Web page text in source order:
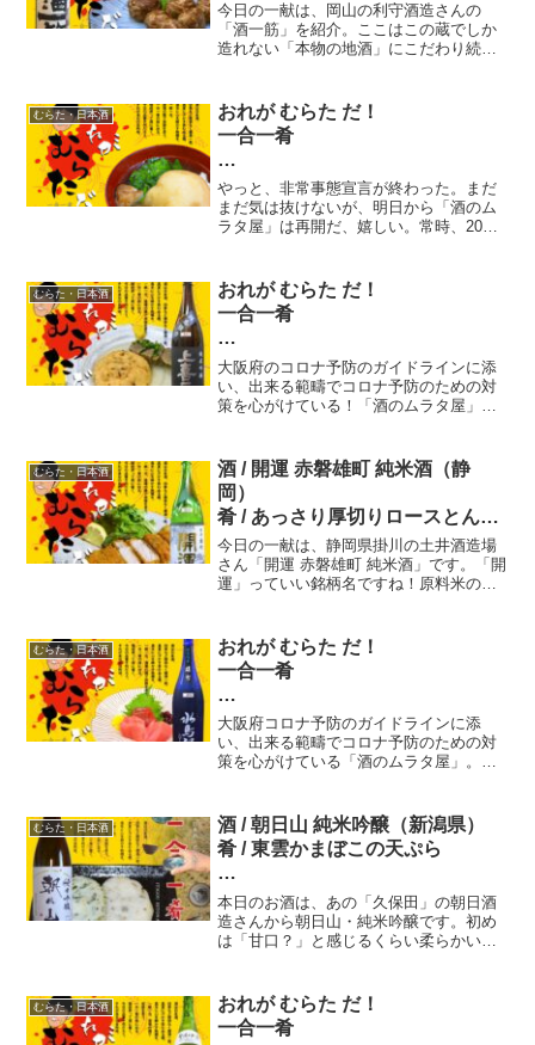
八二献目 おれが むらた だ！
一合一肴
今日の一献は、岡山の利守酒造さんの
「酒一筋」を紹介。ここはこの蔵でしか
造れない「本物の地酒」にこだわり続け
復活させて醸造しています。燗では、米
の風合いがしっかりとする。それなのに
呑み疲れしない、杯が進むお酒です。
むらた・日本酒
おれが むらた だ！
一合一肴
七献目
酒 / 阿櫻 生詰原酒 亀の尾 肴 /
たま麩と菜の花のお吸い物
やっと、非常事態宣言が終わった。まだ
まだ気は抜けないが、明日から「酒のム
ラタ屋」は再開だ、嬉しい。常時、20種
酒 亀の尾 全量仕込み（秋田県）肴 / た
ま麩と菜の花のお吸い物
むらた・日本酒
おれが むらた だ！
一合一肴
十九献目
酒 / 上喜元 純米吟醸 強力 （山形
県）
大阪府のコロナ予防のガイドラインに添
い、出来る範疇でコロナ予防のための対
策を心がけている！「酒のムラタ屋」。
県の「上喜元・純米吟醸 強力」。気取ら
なくほっこりできる酒だね！
むらた・日本酒
酒 / 開運 赤磐雄町 純米酒（静
岡）
肴 / あっさり厚切りロースとんか
つ
六五献目 おれが むらた だ！
今日の一献は、静岡県掛川の土井酒造場
さん「開運 赤磐雄町 純米酒」です。「開
運」っていい銘柄名ですね！原料米の
した米の旨味が口内に膨らむ～！ なぜ
だか開運しそうな気になるお酒です。
むらた・日本酒
おれが むらた だ！
一合一肴
十一献目
酒 / 水鳥記 特別純米酒 肴 / 本マ
グロお造り
大阪府コロナ予防のガイドラインに添
い、出来る範疇でコロナ予防のための対
策を心がけている「酒のムラタ屋」。常
特別純米酒、肴 / 本マグロお造り。大阪
下町の名酒場を紹介しています。
むらた・日本酒
酒 / 朝日山 純米吟醸（新潟県）
肴 / 東雲かまぼこの天ぷら
一五〇献目 一合一肴・いちごう
ひとな
本日のお酒は、あの「久保田」の朝日酒
造さんから朝日山・純米吟醸です。初め
は「甘口？」と感じるくらい柔らかい舌
まぼこさんの天ぷら。びっくりするぐら
い旨い天ぷらでした。
むらた・日本酒
おれが むらた だ！
一合一肴